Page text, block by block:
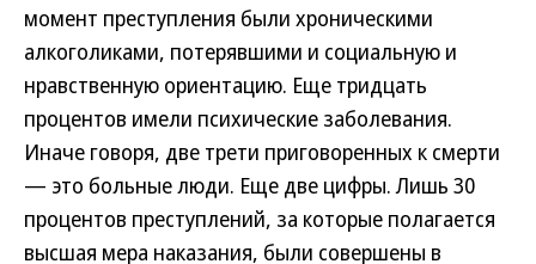
момент преступления были хроническими
алкоголиками, потерявшими и социальную и
нравственную ориентацию. Еще тридцать
процентов имели психические заболевания.
Иначе говоря, две трети приговоренных к смерти
— это больные люди. Еще две цифры. Лишь 30
процентов преступлений, за которые полагается
высшая мера наказания, были совершены в